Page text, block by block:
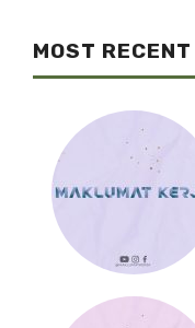
MOST RECENT